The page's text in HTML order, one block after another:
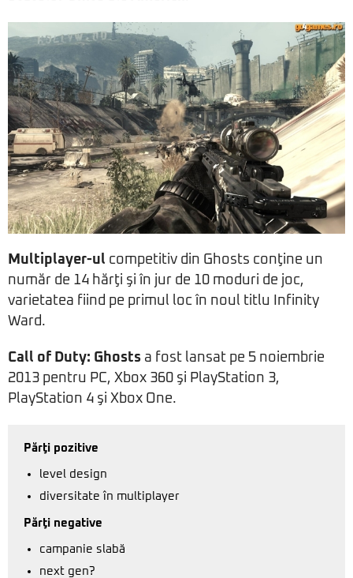
Multiplayer-ul competitiv din Ghosts conţine un
număr de 14 hărţi şi în jur de 10 moduri de joc,
varietatea fiind pe primul loc în noul titlu Infinity
Ward.
Call of Duty: Ghosts a fost lansat pe 5 noiembrie
2013 pentru PC, Xbox 360 şi PlayStation 3,
PlayStation 4 şi Xbox One.
Părţi pozitive
level design
diversitate în multiplayer
Părţi negative
campanie slabă
next gen?